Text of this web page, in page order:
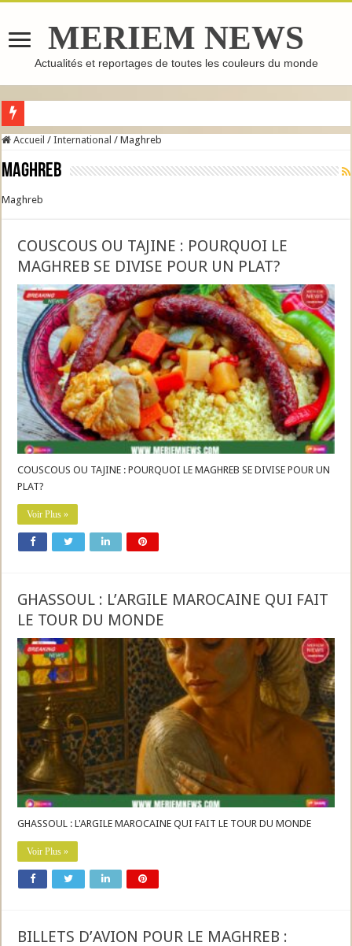
MERIEM NEWS
Actualités et reportages de toutes les couleurs du monde
GHASSOUL : L’ARGILE MAROCAINE QUI FAIT LE TOUR DU MONDE
Accueil / International / Maghreb
Maghreb
Maghreb
COUSCOUS OU TAJINE : POURQUOI LE
MAGHREB SE DIVISE POUR UN PLAT?
COUSCOUS OU TAJINE : POURQUOI LE MAGHREB SE DIVISE POUR UN
PLAT?
Voir Plus »
GHASSOUL : L’ARGILE MAROCAINE QUI FAIT
LE TOUR DU MONDE
GHASSOUL : L'ARGILE MAROCAINE QUI FAIT LE TOUR DU MONDE
Voir Plus »
BILLETS D’AVION POUR LE MAGHREB :